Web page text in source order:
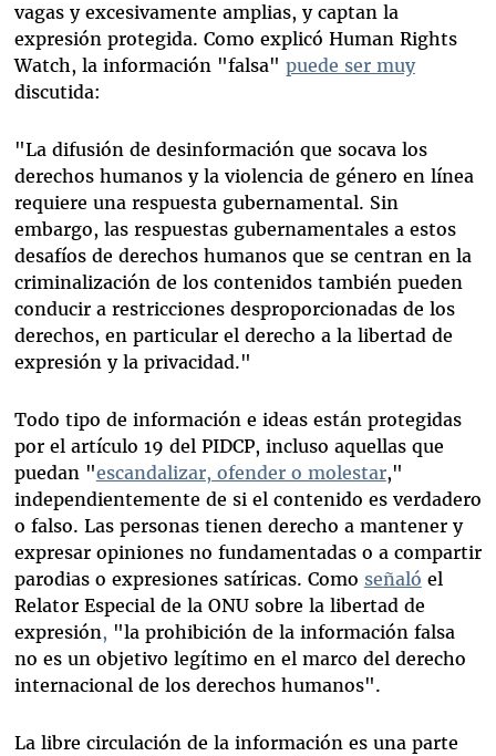
vagas y excesivamente amplias, y captan la
expresión protegida. Como explicó Human Rights
Watch, la información "falsa" puede ser muy
discutida:
"La difusión de desinformación que socava los
derechos humanos y la violencia de género en línea
requiere una respuesta gubernamental. Sin
embargo, las respuestas gubernamentales a estos
desafíos de derechos humanos que se centran en la
criminalización de los contenidos también pueden
conducir a restricciones desproporcionadas de los
derechos, en particular el derecho a la libertad de
expresión y la privacidad."
Todo tipo de información e ideas están protegidas
por el artículo 19 del PIDCP, incluso aquellas que
puedan "escandalizar, ofender o molestar,"
independientemente de si el contenido es verdadero
o falso. Las personas tienen derecho a mantener y
expresar opiniones no fundamentadas o a compartir
parodias o expresiones satíricas. Como señaló el
Relator Especial de la ONU sobre la libertad de
expresión, "la prohibición de la información falsa
no es un objetivo legítimo en el marco del derecho
internacional de los derechos humanos".
La libre circulación de la información es una parte